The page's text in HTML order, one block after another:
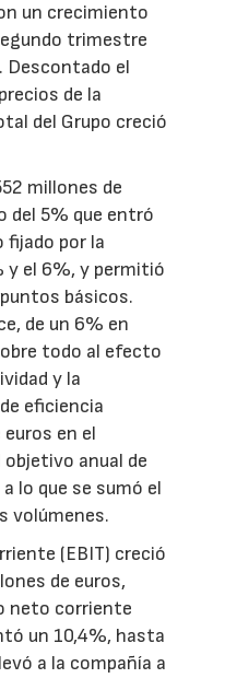
un crecimiento
trimestre
Descontado el
de la
del Grupo creció
millones de
del 5% que entró
fijado por la
y el 6%, y permitió
básicos.
de un 6% en
todo al efecto
y la
eficiencia
en el
anual de
lo que se sumó el
volúmenes.
(EBIT) creció
de euros,
neto corriente
un 10,4%, hasta
a la compañía a